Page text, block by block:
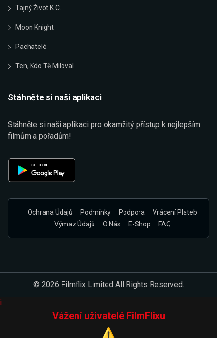
Tajný Život K.C.
Moon Knight
Pachatelé
Ten, Kdo Tě Miloval
Stáhněte si naši aplikaci
Stáhněte si naši aplikaci pro okamžitý přístup k nejlepším
filmům a pořadům!
Ochrana Údajů Podmínky Podpora
Vrácení Plateb
Výmaz Údajů
O Nás E-Shop FAQ
© 2026 Filmflix Limited All Rights Reserved.
i
Vážení uživatelé FilmFlixu